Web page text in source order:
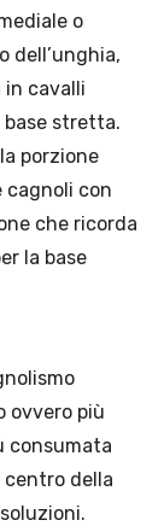
o
dell’unghia,
in cavalli
stretta.
porzione
cagnoli con
che ricorda
la base
ovvero più
consumata
della